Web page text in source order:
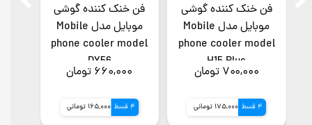
فن خنک کننده گوشی
موبایل مدل Mobile
phone cooler model
DY56
۶۶۰,۰۰۰ تومان
4 قسط 165,000 تومانی
فن خنک کننده گوشی
موبایل مدل Mobile
phone cooler model
H15 Plus
۷۰۰,۰۰۰ تومان
4 قسط 175,000 تومانی